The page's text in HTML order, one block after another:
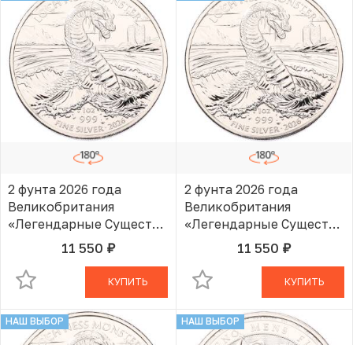
2 фунта 2026 года
Великобритания
«Легендарные Существа
— Лох-Несское
11 550 руб.
В КОРЗИНЕ
КУПИТЬ
2 фунта 2026 года
Великобритания
«Легендарные Существа
— Лох-Несское
11 550 руб.
В КОРЗИНЕ
КУПИТЬ
НАШ ВЫБОР НАШ ВЫБОР